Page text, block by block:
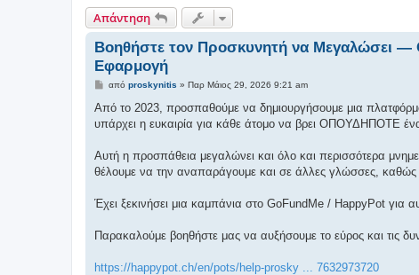
Απάντηση
Βοηθήστε τον Προσκυνητή να Μεγαλώσει
Εφαρμογή
Δ
μ
σ
υ
σ
από proskynitis » Παρ Μάιος 29, 2026 9:21 am
Από το 2023, προσπαθούμε να δημιουργήσουμε μια
υπάρχει η ευκαιρία για κάθε άτομο να βρει ΟΠΟΥΔΗΠΟΤΕ
Αυτή η προσπάθεια μεγαλώνει και όλο και περισσότερα
θέλουμε να την αναπαράγουμε και σε άλλες γλώσσες, καθώς
Έχει ξεκινήσει μια καμπάνια στο GoFundMe / HappyPot για
Παρακαλούμε βοηθήστε μας να αυξήσουμε το εύρος και τις
https://happypot.ch/en/pots/help-prosky ... 7632973720